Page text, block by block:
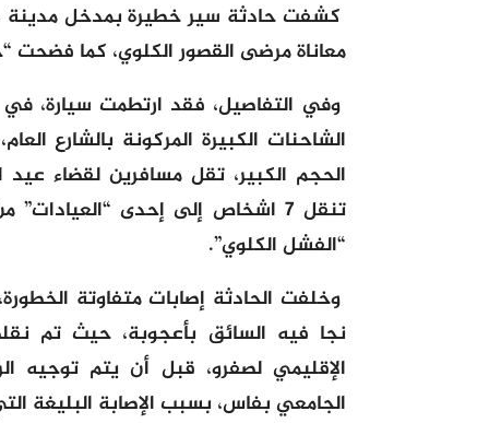
كشفت حادثة سير خطيرة بمدخل مدينة
معاناة مرضى القصور الكلوي، كما فضحت
وفي التفاصيل، فقد ارتطمت سيارة،
الشاحنات الكبيرة المركونة بالشارع
الحجم الكبير، تقل مسافرين لقضاء
تنقل 7 اشخاص إلى إحدى
“الفشل الكلوي”.
نجا فيه السائق بأعجوبة، حيث تم
الإقليمي لصفرو، قبل أن يتم توجيه
الجامعي بفاس، بسبب الإصابة البليغة